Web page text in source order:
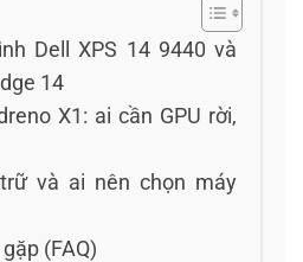
Dell XPS 14 9440 và
14
X1: ai cần GPU rời,
và ai nên chọn máy
(FAQ)